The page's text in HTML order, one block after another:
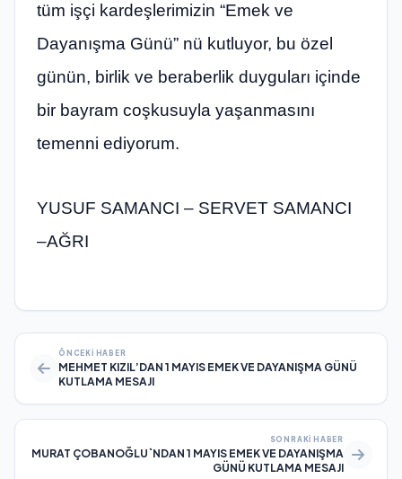
tüm işçi kardeşlerimizin “Emek ve
Dayanışma Günü” nü kutluyor, bu özel
günün, birlik ve beraberlik duyguları içinde
bir bayram coşkusuyla yaşanmasını
temenni ediyorum.
YUSUF SAMANCI – SERVET SAMANCI
–AĞRI
ÖNCEKI HABER
MEHMET KIZIL’DAN 1 MAYIS EMEK VE DAYANIŞMA GÜNÜ
KUTLAMA MESAJI
SONRAKI HABER
MURAT ÇOBANOĞLU`NDAN 1 MAYIS EMEK VE DAYANIŞMA
GÜNÜ KUTLAMA MESAJI